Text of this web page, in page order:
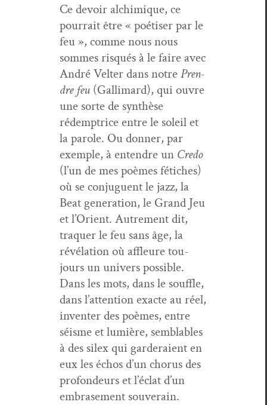
Ce devoir alchim­ique, ce
pour­rait être « poé­tis­er par le
feu », comme nous nous
sommes risqués à le faire avec
André Vel­ter dans notrePren­
dre feu (Gal­li­mard), qui ouvre
une sorte de syn­thèse
rédemptrice entre le soleil et
la parole. Ou don­ner, par
exem­ple, à enten­dre un Cre­do
(l’un de mes poèmes fétich­es)
où se con­juguent le jazz, la
Beat gen­er­a­tion, le Grand Jeu
et l’Orient. Autrement dit,
tra­quer le feu sans âge, la
révéla­tion où affleure tou­
jours un univers pos­si­ble.
Dans les mots, dans le souf­fle,
dans l’attention exacte au réel,
inven­ter des poèmes, entre
séisme et lumière, sem­blables
à des silex qui garderaient en
eux les échos d’un cho­rus des
pro­fondeurs et l’éclat d’un
embrase­ment souverain.